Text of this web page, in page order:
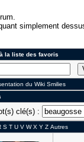
simplement
la liste des favoris
du Wiki Smilies
clé(s) :
S T U V W X Y Z Autres